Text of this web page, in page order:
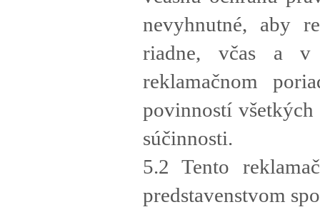
nevyhnutné, aby
riadne, včas a v
reklamačnom
povinností všetkých
súčinnosti.
5.2 Tento
predstavenstvom